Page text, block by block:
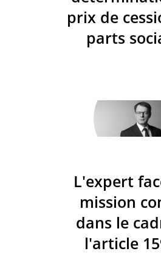
prix de
parts
L'expert
mission
dans le
l'article